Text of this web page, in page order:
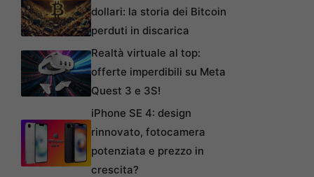
dollari: la storia dei Bitcoin
perduti in discarica
Realtà virtuale al top:
offerte imperdibili su Meta
Quest 3 e 3S!
iPhone SE 4: design
rinnovato, fotocamera
potenziata e prezzo in
crescita?